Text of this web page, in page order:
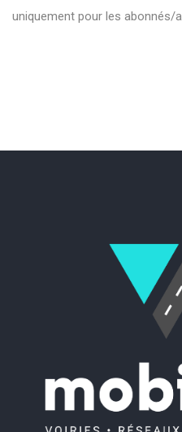
uniquement pour les abonnés/